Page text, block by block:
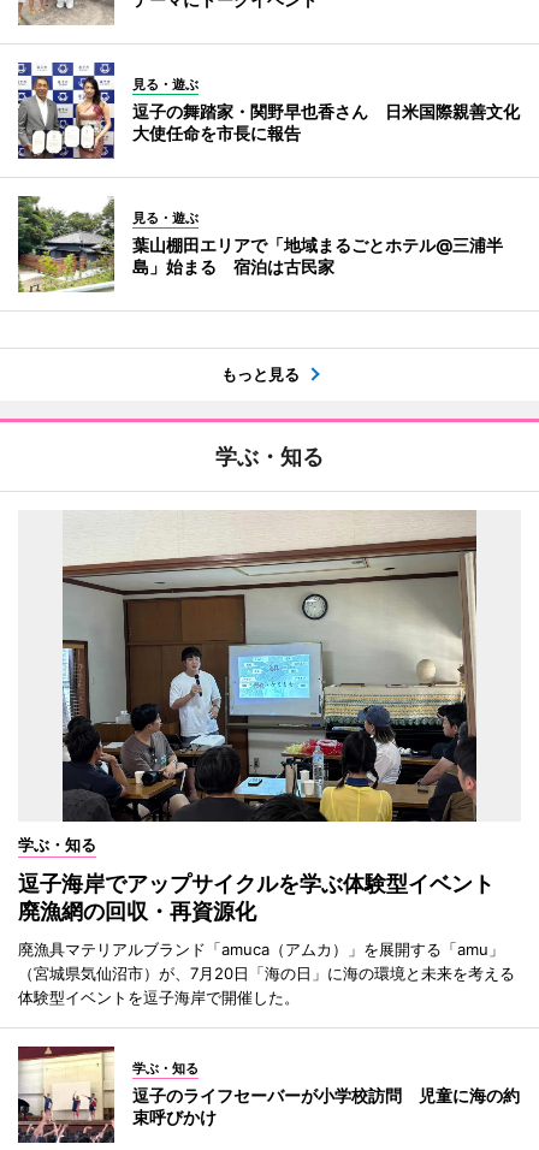
見る・遊ぶ
逗子の舞踏家・関野早也香さん 日米国際親善文化
大使任命を市長に報告
見る・遊ぶ
葉山棚田エリアで「地域まるごとホテル@三浦半
島」始まる 宿泊は古民家
もっと見る
学ぶ・知る
学ぶ・知る
逗子海岸でアップサイクルを学ぶ体験型イベント
廃漁網の回収・再資源化
廃漁具マテリアルブランド「amuca（アムカ）」を展開する「amu」
（宮城県気仙沼市）が、7月20日「海の日」に海の環境と未来を考える
体験型イベントを逗子海岸で開催した。
学ぶ・知る
逗子のライフセーバーが小学校訪問 児童に海の約
束呼びかけ